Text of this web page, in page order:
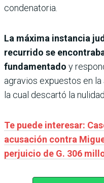
condenatoria.
La máxima instancia
recurrido se
fundamentado y
agravios expuestos en
la cual descartó la
Te puede interesar:
acusación contra
perjuicio de G. 306